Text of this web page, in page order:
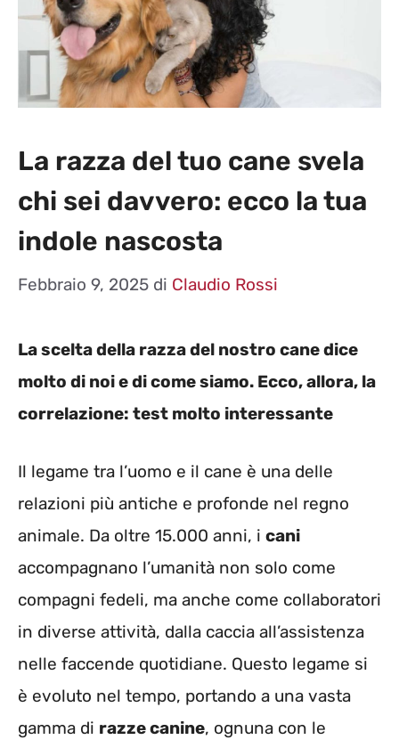
La razza del tuo cane svela
chi sei davvero: ecco la tua
indole nascosta
Febbraio 9, 2025 di Claudio Rossi
La scelta della razza del nostro cane dice
molto di noi e di come siamo. Ecco, allora, la
correlazione: test molto interessante
Il legame tra l’uomo e il cane è una delle
relazioni più antiche e profonde nel regno
animale. Da oltre 15.000 anni, i cani
accompagnano l’umanità non solo come
compagni fedeli, ma anche come collaboratori
in diverse attività, dalla caccia all’assistenza
nelle faccende quotidiane. Questo legame si
è evoluto nel tempo, portando a una vasta
gamma di razze canine, ognuna con le